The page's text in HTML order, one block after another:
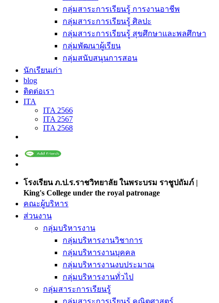
กลุ่มสาระการเรียนรู้ การงานอาชีพ
กลุ่มสาระการเรียนรู้ ศิลปะ
กลุ่มสาระการเรียนรู้ สุขศึกษาและพลศึกษา
กลุ่มพัฒนาผู้เรียน
กลุ่มสนับสนุนการสอน
นักเรียนเก่า
blog
ติดต่อเรา
ITA
ITA 2566
ITA 2567
ITA 2568
โรงเรียน ภ.ป.ร.ราชวิทยาลัย ในพระบรม ราชูปถัมภ์ |
King's College under the royal patronage
คณะผู้บริหาร
ส่วนงาน
กลุ่มบริหารงาน
กลุ่มบริหารงานวิชาการ
กลุ่มบริหารงานบุคคล
กลุ่มบริหารงานงบประมาณ
กลุ่มบริหารงานทั่วไป
กลุ่มสาระการเรียนรู้
กลุ่มสาระการเรียนรู้ คณิตศาสตร์